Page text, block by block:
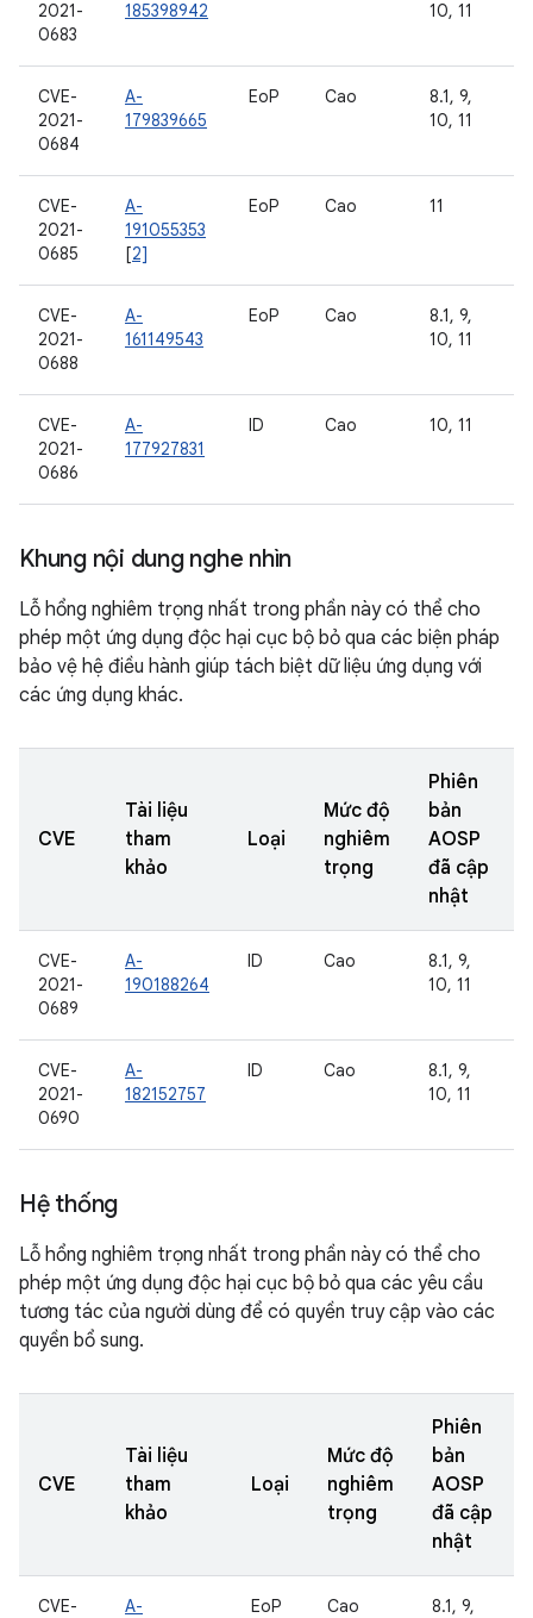
2021-
0683
185398942 10, 11
CVE-
2021-
0684
A-
179839665
EoP Cao
8.1, 9,
10, 11
CVE-
2021-
0685
A-
191055353
[2]
EoP Cao 11
CVE-
2021-
0688
A-
161149543
EoP Cao
8.1, 9,
10, 11
CVE-
2021-
0686
A-
177927831
ID Cao 10, 11
Khung nội dung nghe nhìn
Lỗ hổng nghiêm trọng nhất trong phần này có thể cho
phép một ứng dụng độc hại cục bộ bỏ qua các biện pháp
bảo vệ hệ điều hành giúp tách biệt dữ liệu ứng dụng với
các ứng dụng khác.
CVE
Tài liệu
tham
khảo
Loại
Mức độ
nghiêm
trọng
Phiên
bản
AOSP
đã cập
nhật
CVE-
2021-
0689
A-
190188264
ID Cao
8.1, 9,
10, 11
CVE-
2021-
0690
A-
182152757
ID Cao
8.1, 9,
10, 11
Hệ thống
Lỗ hổng nghiêm trọng nhất trong phần này có thể cho
phép một ứng dụng độc hại cục bộ bỏ qua các yêu cầu
tương tác của người dùng để có quyền truy cập vào các
quyền bổ sung.
CVE
Tài liệu
tham
khảo
Loại
Mức độ
nghiêm
trọng
Phiên
bản
AOSP
đã cập
nhật
CVE-
A-
EoP Cao
8.1, 9,